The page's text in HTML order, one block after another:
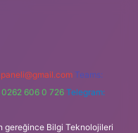
Teams:
606 0 726 Telegram:
gereğince Bilgi Teknolojileri